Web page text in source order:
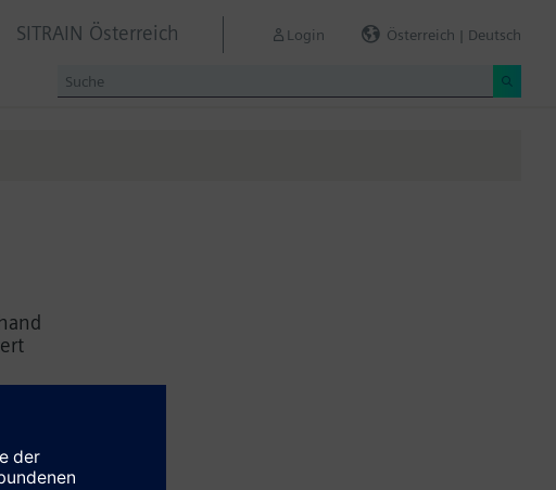
SITRAIN Österreich Login Österreich | Deutsch